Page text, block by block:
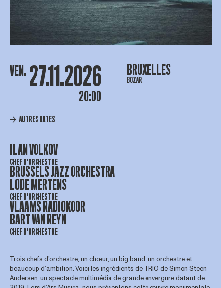
VEN. 27.11.2026
20:00
BRUXELLES
BOZAR
AUTRES DATES
ILAN VOLKOV
CHEF D'ORCHESTRE
BRUSSELS JAZZ ORCHESTRA
LODE MERTENS
CHEF D'ORCHESTRE
VLAAMS RADIOKOOR
BART VAN REYN
CHEF D'ORCHESTRE
Trois chefs d’orchestre, un chœur, un big band, un orchestre et
beaucoup d’ambition. Voici les ingrédients de TRIO de Simon Steen-
Andersen, un spectacle multimédia de grande envergure datant de